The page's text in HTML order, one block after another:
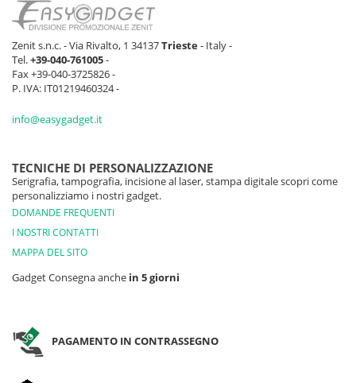
Zenit s.n.c. - Via Rivalto, 1 34137Trieste- Italy -
Tel.+39-040-761005-
Fax +39-040-3725826 -
P. IVA: IT01219460324 -
info@easygadget.it
TECNICHE DI PERSONALIZZAZIONE
Serigrafia, tampografia, incisione al laser, stampa digitale scopri come
personalizziamo i nostri gadget.
DOMANDE FREQUENTI
I NOSTRI CONTATTI
MAPPA DEL SITO
Gadget Consegna anche in 5 giorni
PAGAMENTO IN CONTRASSEGNO